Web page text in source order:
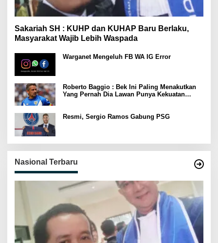
Sakariah SH : KUHP dan KUHAP Baru Berlaku,
Masyarakat Wajib Lebih Waspada
Warganet Mengeluh FB WA IG Error
Roberto Baggio : Bek Ini Paling Menakutkan
Yang Pernah Dia Lawan Punya Kekuatan
Resmi, Sergio Ramos Gabung PSG
Nasional Terbaru